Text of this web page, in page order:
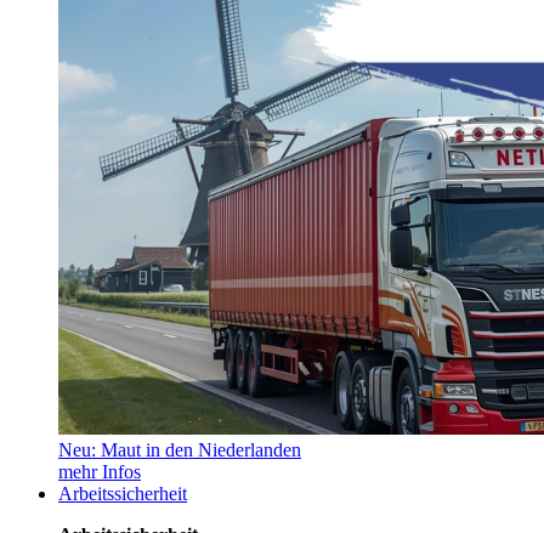
Neu: Maut in den Niederlanden
mehr Infos
Arbeitssicherheit